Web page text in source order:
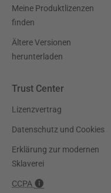
Meine Produktlizenzen
finden
Ältere Versionen
herunterladen
Trust Center
Lizenzvertrag
Datenschutz und Cookies
Erklärung zur modernen
Sklaverei
CCPA